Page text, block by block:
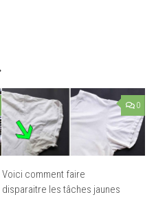
0
Voici comment faire
disparaitre les tâches jaunes